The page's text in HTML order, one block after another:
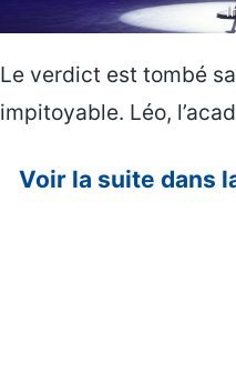
Le verdict est tombé
impitoyable. Léo,
Voir la suite dans